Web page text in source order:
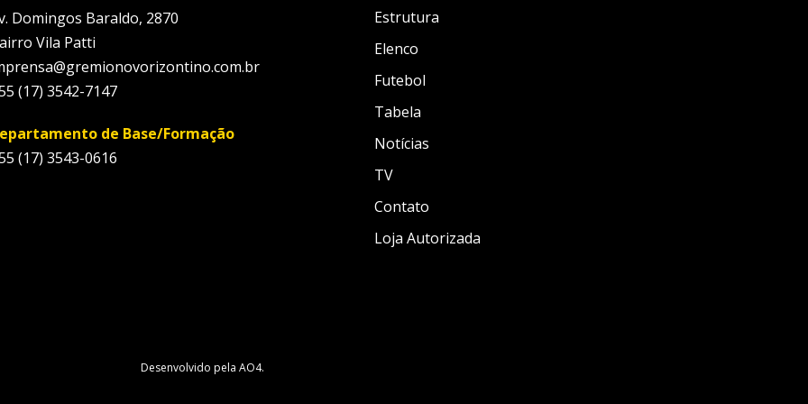
Domingos Baraldo, 2870
Vila Patti
(17) 3542-7147
de Base/Formação
(17) 3543-0616
Estrutura
Elenco
Futebol
Tabela
Notícias
TV
Contato
Loja Autorizada
Desenvolvido pela AO4.